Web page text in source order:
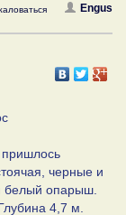
Engus
черные и
опарыш.
4,7 м.